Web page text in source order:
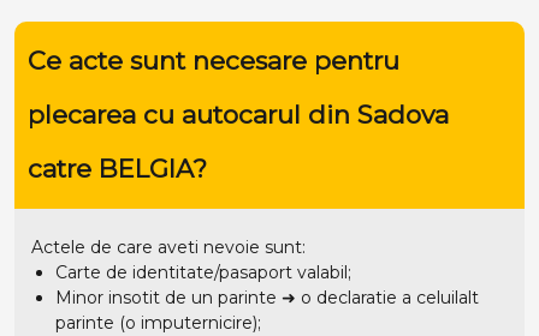
Ce acte sunt necesare pentru
plecarea cu autocarul din Sadova
catre BELGIA?
Actele de care aveti nevoie sunt:
Carte de identitate/pasaport valabil;
Minor insotit de un parinte ➜ o declaratie a celuilalt
parinte (o imputernicire);